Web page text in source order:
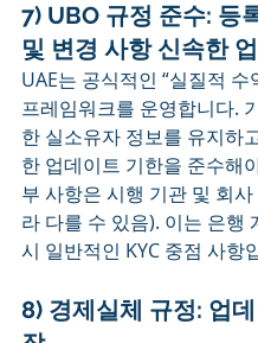
7) UBO 규정 준수: 등
및 변경 사항 신속한
UAE는 공식적인 “실질적 수
프레임워크를 운영합니다.
한 실소유자 정보를 유지하
한 업데이트 기한을 준수해
부 사항은 시행 기관 및 회
라 다를 수 있음). 이는 은행
시 일반적인 KYC 중점 사항
8) 경제실체 규정: 업